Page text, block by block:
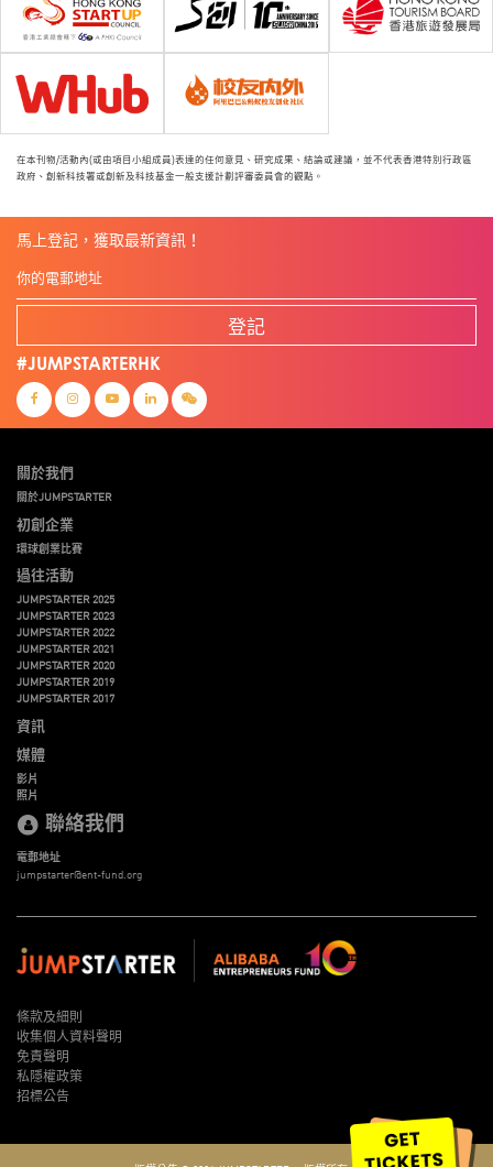
在本刊物/活動內(或由項目小組成員)表達的任何意見、研究成果、結論或建議，並不代表香港特別行政區
政府、創新科技署或創新及科技基金一般支援計劃評審委員會的觀點。
馬上登記，獲取最新資訊！
登記
#JUMPSTARTERHK
關於我們
關於JUMPSTARTER
初創企業
環球創業比賽
過往活動
JUMPSTARTER 2025
JUMPSTARTER 2023
JUMPSTARTER 2022
JUMPSTARTER 2021
JUMPSTARTER 2020
JUMPSTARTER 2019
JUMPSTARTER 2017
資訊
媒體
影片
照片
聯絡我們
電郵地址
jumpstarter@ent-fund.org
條款及細則
收集個人資料聲明
免責聲明
私隱權政策
招標公告